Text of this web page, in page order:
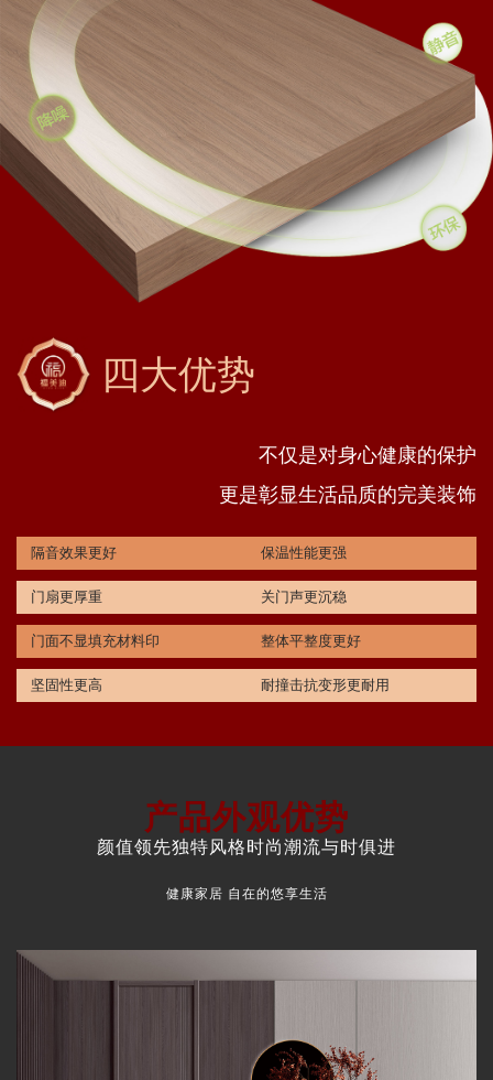
四大优势
不仅是对身心健康的保护
更是彰显生活品质的完美装饰
隔音效果更好 保温性能更强
门扇更厚重 关门声更沉稳
门面不显填充材料印 整体平整度更好
坚固性更高 耐撞击抗变形更耐用
产品外观优势
颜值领先独特风格时尚潮流与时俱进
健康家居 自在的悠享生活